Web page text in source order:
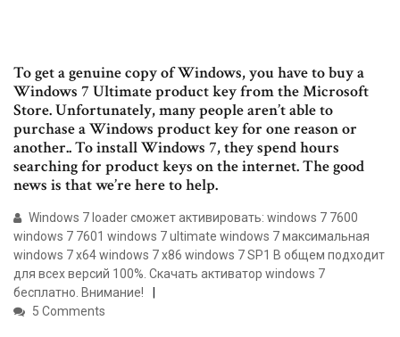
To get a genuine copy of Windows, you have to buy a
Windows 7 Ultimate product key from the Microsoft
Store. Unfortunately, many people aren’t able to
purchase a Windows product key for one reason or
another.. To install Windows 7, they spend hours
searching for product keys on the internet. The good
news is that we’re here to help.
Windows 7 loader сможет активировать: windows 7 7600
windows 7 7601 windows 7 ultimate windows 7 максимальная
windows 7 x64 windows 7 x86 windows 7 SP1 В общем подходит
для всех версий 100%. Скачать активатор windows 7
бесплатно. Внимание!
5 Comments